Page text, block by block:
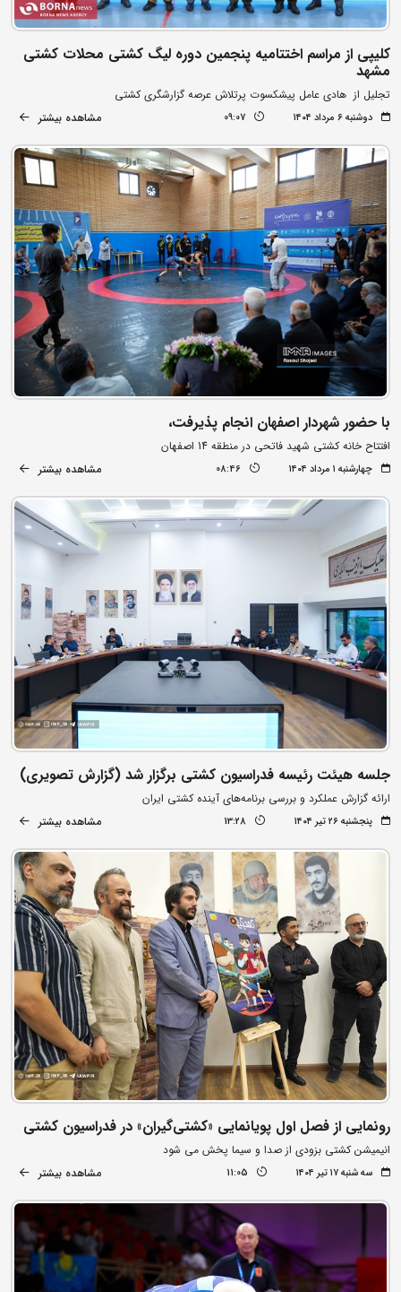
کلیپی از مراسم اختتامیه پنجمین دوره لیگ کشتی محلات کشتی
مشهد
تجلیل از هادی عامل پیشکسوت پرتلاش عرصه گزارشگری کشتی
دوشنبه ۶ مرداد ۱۴۰۴ 09:07 مشاهده بیشتر
با حضور شهردار اصفهان انجام پذیرفت،
افتتاح خانه کشتی شهید فاتحی در منطقه 14 اصفهان
چهارشنبه ۱ مرداد ۱۴۰۴ 08:46 مشاهده بیشتر
جلسه هیئت رئیسه فدراسیون کشتی برگزار شد (گزارش تصویری)
ارائه گزارش عملکرد و بررسی برنامه‌های آینده کشتی ایران
پنجشنبه ۲۶ تیر ۱۴۰۴ 13:28 مشاهده بیشتر
رونمایی از فصل اول پویانمایی «کشتی‌گیران» در فدراسیون کشتی
انیمیشن کشتی بزودی از صدا و سیما پخش می شود
سه شنبه ۱۷ تیر ۱۴۰۴ 11:05 مشاهده بیشتر